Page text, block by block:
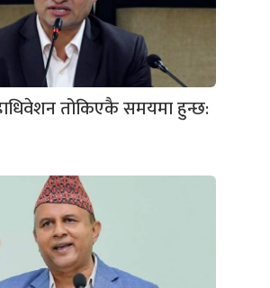
तोकिएकै समयमा हुन्छ: